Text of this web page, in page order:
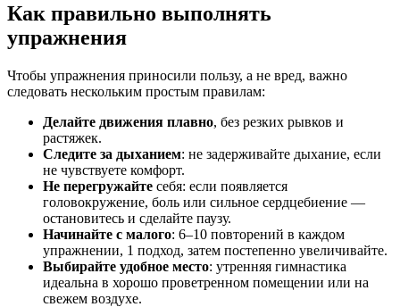
Как правильно выполнять
упражнения
Чтобы упражнения приносили пользу, а не вред, важно
следовать нескольким простым правилам:
Делайте движения плавно, без резких рывков и
растяжек.
Следите за дыханием: не задерживайте дыхание, если
не чувствуете комфорт.
Не перегружайте себя: если появляется
головокружение, боль или сильное сердцебиение —
остановитесь и сделайте паузу.
Начинайте с малого: 6–10 повторений в каждом
упражнении, 1 подход, затем постепенно увеличивайте.
Выбирайте удобное место: утренняя гимнастика
идеальна в хорошо проветренном помещении или на
свежем воздухе.